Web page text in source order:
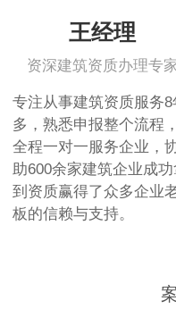
王经理
资深建筑资质办理专
专注从事建筑资质服务8
多，熟悉申报整个流程，
全程一对一服务企业，
助600余家建筑企业成
到资质赢得了众多企业
板的信赖与支持。